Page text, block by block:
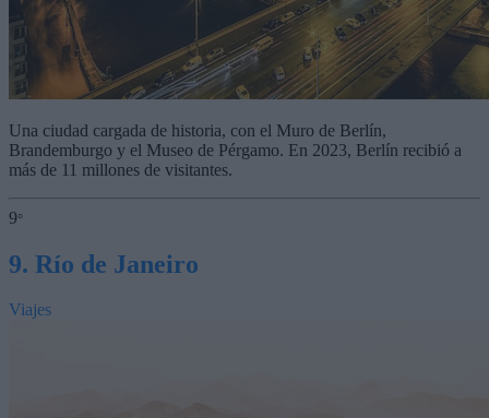
Una ciudad cargada de historia, con el Muro de Berlín,
Brandemburgo y el Museo de Pérgamo. En 2023, Berlín recibió a
más de 11 millones de visitantes.
9°
9. Río de Janeiro
Viajes